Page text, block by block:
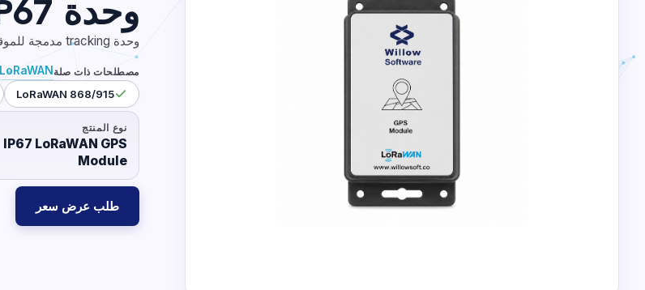
وحدة GPS LoRaWAN IP67
وحدة tracking مدمجة للموقع والارتفاع والسرعة مع هوائيات LoRa وGPS مدمجة.
مصطلحات ذات صلة LoRaWAN
LoRaWAN 868/915
نوع المنتج
IP67 LoRaWAN GPS
Module
طلب عرض سعر